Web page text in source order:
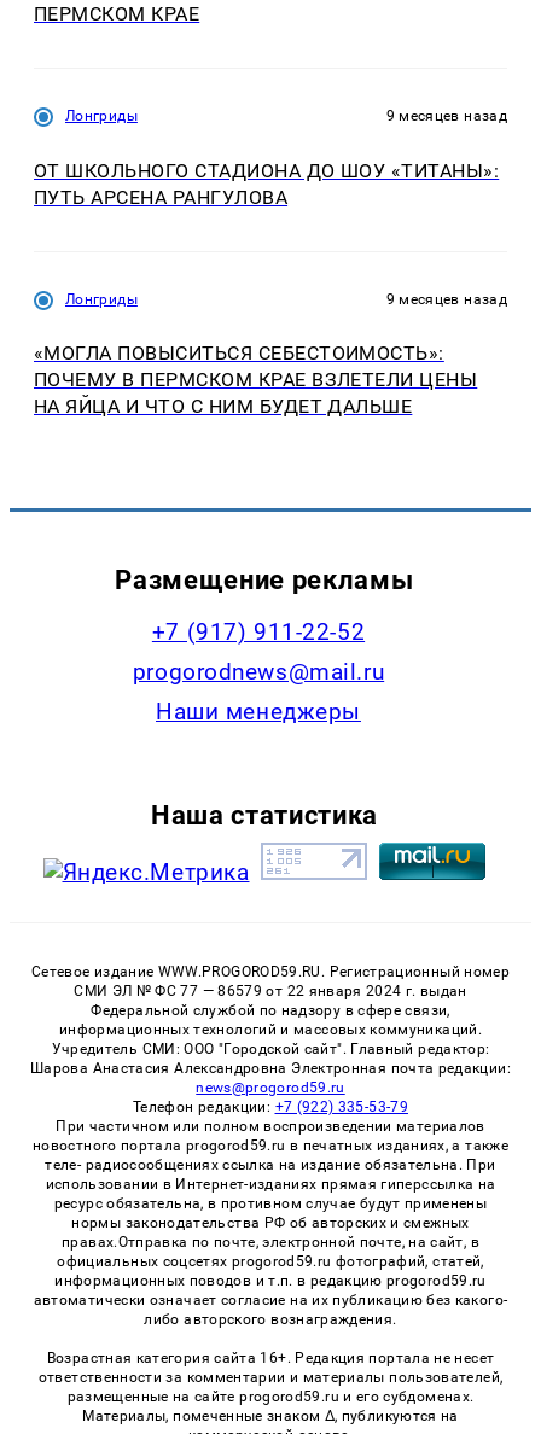
ПЕРМСКОМ КРАЕ
Лонгриды 9 месяцев назад
ОТ ШКОЛЬНОГО СТАДИОНА ДО ШОУ «ТИТАНЫ»:
ПУТЬ АРСЕНА РАНГУЛОВА
Лонгриды 9 месяцев назад
«МОГЛА ПОВЫСИТЬСЯ СЕБЕСТОИМОСТЬ»:
ПОЧЕМУ В ПЕРМСКОМ КРАЕ ВЗЛЕТЕЛИ ЦЕНЫ
НА ЯЙЦА И ЧТО С НИМ БУДЕТ ДАЛЬШЕ
Размещение рекламы
+7 (917) 911-22-52
progorodnews@mail.ru
Наши менеджеры
Наша статистика
Сетевое издание WWW.PROGOROD59.RU. Регистрационный номер
СМИ ЭЛ № ФС 77 — 86579 от 22 января 2024 г. выдан
Федеральной службой по надзору в сфере связи,
информационных технологий и массовых коммуникаций.
Учредитель СМИ: ООО "Городской сайт". Главный редактор:
Шарова Анастасия Александровна Электронная почта редакции:
news@progorod59.ru
Телефон редакции: +7 (922) 335-53-79
При частичном или полном воспроизведении материалов
новостного портала progorod59.ru в печатных изданиях, а также
теле- радиосообщениях ссылка на издание обязательна. При
использовании в Интернет-изданиях прямая гиперссылка на
ресурс обязательна, в противном случае будут применены
нормы законодательства РФ об авторских и смежных
правах.Отправка по почте, электронной почте, на сайт, в
официальных соцсетях progorod59.ru фотографий, статей,
информационных поводов и т.п. в редакцию progorod59.ru
автоматически означает согласие на их публикацию без какого-
либо авторского вознаграждения.
Возрастная категория сайта 16+. Редакция портала не несет
ответственности за комментарии и материалы пользователей,
размещенные на сайте progorod59.ru и его субдоменах.
Материалы, помеченные знаком Δ, публикуются на